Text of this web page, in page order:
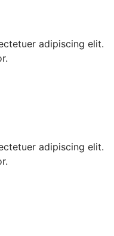
adipiscing elit.
adipiscing elit.